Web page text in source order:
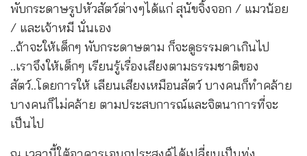
พับกระดาษรูปหัวสัตว์ต่างๆได้แก่ สุนัขจิ้งจอก / แมวน้อย
/ และเจ้าหมี นั่นเอง
..ถ้าจะให้เด็กๆ พับกระดาษตาม ก็จะดูธรรมดาเกินไป
..เราจึงให้เด็กๆ เรียนรู้เรื่องเสียงตามธรรมชาติของ
สัตว์..โดยการให้ เลียนเสียงเหมือนสัตว์ บางคนก็ทำคล้าย
บางคนก็ไม่คล้าย ตามประสบการณ์และจิตนาการที่จะ
เป็นไป